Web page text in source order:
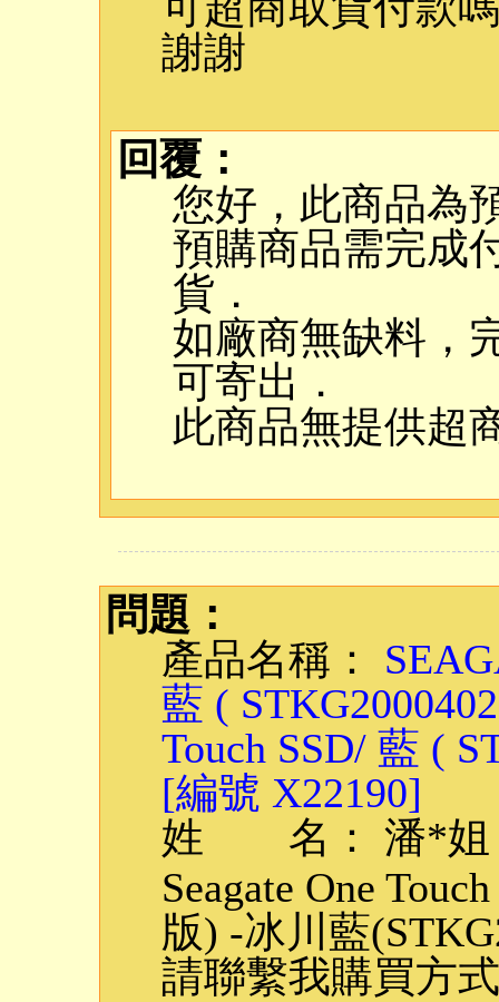
謝謝
回覆：
您好，此商品為
預購商品需完成
貨．
如廠商無缺料，
可寄出．
此商品無提供超
問題：
產品名稱：
藍 (
Touch SSD/ 藍 (
[編號 X22190]
姓 名： 潘*姐
Seagate One
版) -冰川藍
請聯繫我購買方式